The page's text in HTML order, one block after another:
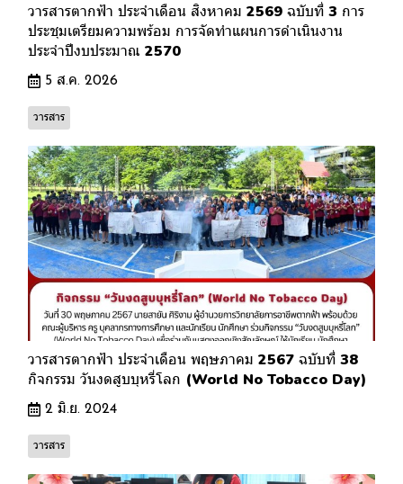
วารสารตากฟ้า ประจำเดือน สิงหาคม 2569 ฉบับที่ 3 การ
ประชุมเตรียมความพร้อม การจัดทำแผนการดำเนินงาน
ประจำปีงบประมาณ 2570
5 ส.ค. 2026
วารสาร
วารสารตากฟ้า ประจำเดือน พฤษภาคม 2567 ฉบับที่ 38
กิจกรรม วันงดสูบบุหรี่โลก (World No Tobacco Day)
2 มิ.ย. 2024
วารสาร